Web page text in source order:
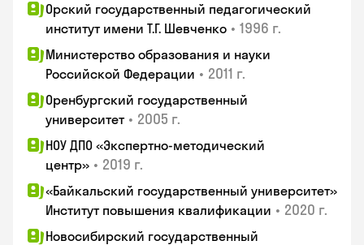
Орский государственный педагогический
институт имени Т.Г. Шевченко • 1996 г.
Министерство образования и науки
Российской Федерации • 2011 г.
Оренбургский государственный
университет • 2005 г.
НОУ ДПО «Экспертно-методический
центр» • 2019 г.
«Байкальский государственный университет»
Институт повышения квалификации • 2020 г.
Новосибирский государственный